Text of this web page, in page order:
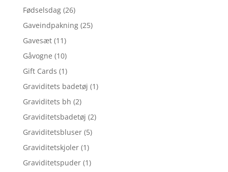
Fødselsdag (26)
Gaveindpakning (25)
Gavesæt (11)
Gåvogne (10)
Gift Cards (1)
Graviditets badetøj (1)
Graviditets bh (2)
Graviditetsbadetøj (2)
Graviditetsbluser (5)
Graviditetskjoler (1)
Graviditetspuder (1)